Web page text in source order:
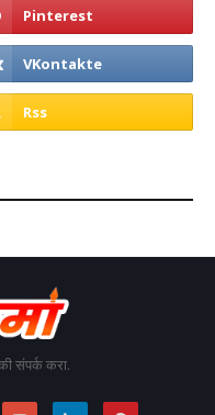
संपर्क करा.